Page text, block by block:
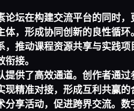
坛在构建交流平台的同时
，形成协同创新的良性循环。
推动课程资源共享与实践
接。
供了高效通道。创作者通
精准对接，形成互利共赢的
享活动，促进跨界交流。